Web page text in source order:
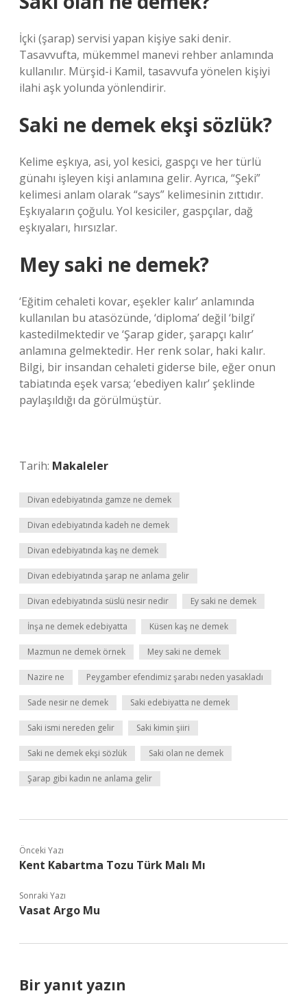
İçki (şarap) servisi yapan kişiye saki denir.
Tasavvufta, mükemmel manevi rehber anlamında
kullanılır. Mürşid-i Kamil, tasavvufa yönelen kişiyi
ilahi aşk yolunda yönlendirir.
Saki ne demek ekşi sözlük?
Kelime eşkıya, asi, yol kesici, gaspçı ve her türlü
günahı işleyen kişi anlamına gelir. Ayrıca, “Şeki”
kelimesi anlam olarak “says” kelimesinin zıttıdır.
Eşkıyaların çoğulu. Yol kesiciler, gaspçılar, dağ
eşkıyaları, hırsızlar.
Mey saki ne demek?
‘Eğitim cehaleti kovar, eşekler kalır’ anlamında
kullanılan bu atasözünde, ‘diploma’ değil ‘bilgi’
kastedilmektedir ve ‘Şarap gider, şarapçı kalır’
anlamına gelmektedir. Her renk solar, haki kalır.
Bilgi, bir insandan cehaleti giderse bile, eğer onun
tabiatında eşek varsa; ‘ebediyen kalır’ şeklinde
paylaşıldığı da görülmüştür.
Tarih: Makaleler
Divan edebiyatında gamze ne demek
Divan edebiyatında kadeh ne demek
Divan edebiyatında kaş ne demek
Divan edebiyatında şarap ne anlama gelir
Divan edebiyatında süslü nesir nedir Ey saki ne demek
İnşa ne demek edebiyatta Küsen kaş ne demek
Mazmun ne demek örnek Mey saki ne demek
Nazire ne Peygamber efendimiz şarabı neden yasakladı
Sade nesir ne demek Saki edebiyatta ne demek
Saki ismi nereden gelir Saki kimin şiiri
Saki ne demek ekşi sözlük Saki olan ne demek
Şarap gibi kadın ne anlama gelir
Önceki Yazı
Kent Kabartma Tozu Türk Malı Mı
Sonraki Yazı
Vasat Argo Mu
Bir yanıt yazın